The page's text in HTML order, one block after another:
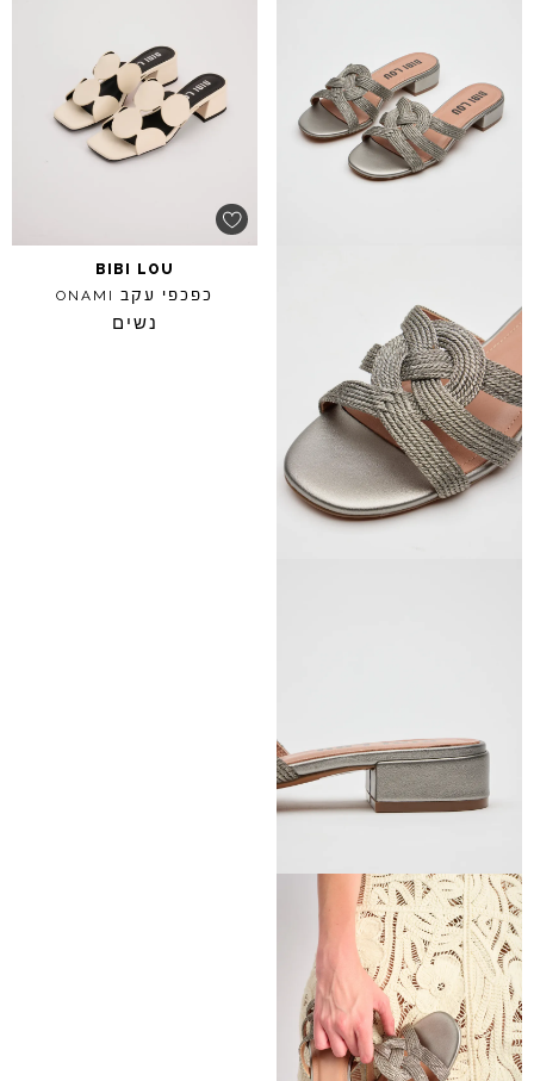
BIBI LOU
כפכפי עקב ONAMI
נשים